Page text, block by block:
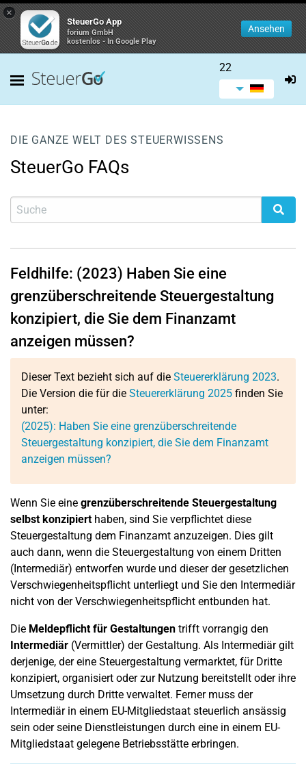
×
SteuerGo App
forium GmbH
kostenlos - In Google Play
Ansehen
22
DIE GANZE WELT DES STEUERWISSENS
SteuerGo FAQs
Feldhilfe: (2023) Haben Sie eine
grenzüberschreitende Steuergestaltung
konzipiert, die Sie dem Finanzamt
anzeigen müssen?
Dieser Text bezieht sich auf die Steuererklärung 2023.
Die Version die für die Steuererklärung 2025 finden Sie
unter:
(2025): Haben Sie eine grenzüberschreitende
Steuergestaltung konzipiert, die Sie dem Finanzamt
anzeigen müssen?
Wenn Sie eine grenzüberschreitende Steuergestaltung
selbst konzipierthaben, sind Sie verpflichtet diese
Steuergestaltung dem Finanzamt anzuzeigen. Dies gilt
auch dann, wenn die Steuergestaltung von einem Dritten
(Intermediär) entworfen wurde und dieser der gesetzlichen
Verschwiegenheitspflicht unterliegt und Sie den Intermediär
nicht von der Verschwiegenheitspflicht entbunden hat.
Die Meldepflicht für Gestaltungen trifft vorrangig den
Intermediär (Vermittler) der Gestaltung. Als Intermediär gilt
derjenige, der eine Steuergestaltung vermarktet, für Dritte
konzipiert, organisiert oder zur Nutzung bereitstellt oder ihre
Umsetzung durch Dritte verwaltet. Ferner muss der
Intermediär in einem EU-Mitgliedstaat steuerlich ansässig
sein oder seine Dienstleistungen durch eine in einem EU-
Mitgliedstaat gelegene Betriebsstätte erbringen.